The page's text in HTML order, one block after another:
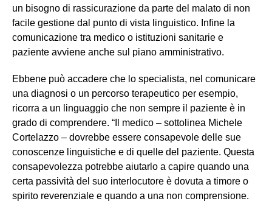
un bisogno di rassicurazione da parte del malato di non
facile gestione dal punto di vista linguistico. Infine la
comunicazione tra medico o istituzioni sanitarie e
paziente avviene anche sul piano amministrativo.
Ebbene può accadere che lo specialista, nel comunicare
una diagnosi o un percorso terapeutico per esempio,
ricorra a un linguaggio che non sempre il paziente è in
grado di comprendere. “Il medico – sottolinea Michele
Cortelazzo – dovrebbe essere consapevole delle sue
conoscenze linguistiche e di quelle del paziente. Questa
consapevolezza potrebbe aiutarlo a capire quando una
certa passività del suo interlocutore è dovuta a timore o
spirito reverenziale e quando a una non comprensione.